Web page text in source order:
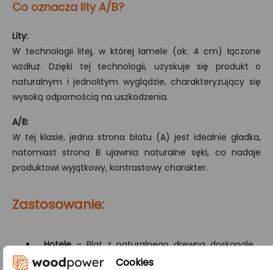
Co oznacza lity A/B?
Lity:
W technologii litej, w której lamele (ok. 4 cm) łączone
wzdłuż. Dzięki tej technologii, uzyskuje się produkt o
naturalnym i jednolitym wyglądzie, charakteryzujący się
wysoką odpornością na uszkodzenia.
A/B:
W tej klasie, jedna strona blatu (A) jest idealnie gładka,
natomiast strona B ujawnia naturalne sęki, co nadaje
produktowi wyjątkowy, kontrastowy charakter.
Zastosowanie:
Hotele– Blat z naturalnego drewna doskonale
podkreśla elegancję recepcji hotelowych,
Cookies